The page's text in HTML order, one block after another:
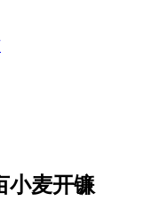
小麦开镰